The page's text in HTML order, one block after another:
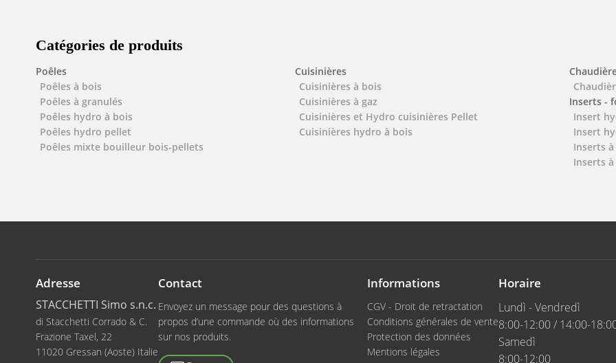
Catégories de produits
Poêles
Poêles à bois
Poêles à granulés
Poêles hydro à bois
Poêles hydro pellet
Poêles mixte bouilleur bois-pellets
Cuisinières
Cuisinières à bois
Cuisinières à gaz
Cuisinières et Hydro cuisinières Pellet
Cuisinières hydro à bois
Inserts -
Insert
Insert
Inserts
Inserts
Adresse
STACCHETTI Simo s.n.c.
di Stacchetti Corrado & C.
Frazione Taxel, 22
11020 Gressan (Aoste) Italie
Contact
Envoyez un message pour des questions à
propos d’une commande où des informations
sur nos produits.
Informations
CGV - Droit de retractation
Conditions générales de vente
Protection des données
Mentions légales
Horaire
Lundì - Vendredì
8:00-12:00 / 14:00-
Samedì
8:00-12:00